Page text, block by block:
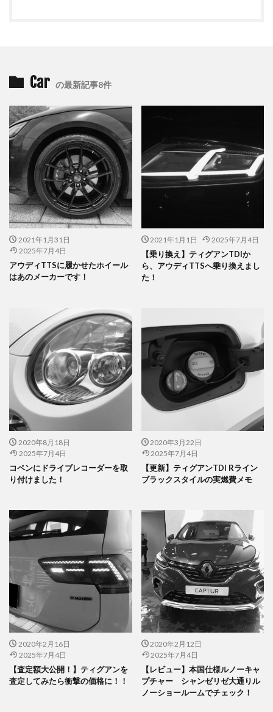
Car の最新記事8件
2021年1月31日
2025年7月4日
アウディTTSに履かせたホイール
はあのメーカーです！
2021年1月1日 2025年7月4日
【乗り換え】ティグアンTDIか
ら、アウディTTSへ乗り換えまし
た！
2020年8月18日
2025年7月4日
コペンにドライブレコーダーを取
り付けました！
2020年3月22日
2025年7月4日
【更新】ティグアンTDI Rライン
ブラックスタイルの実燃費メモ
2020年2月16日
2025年7月4日
【査定額大公開！】ティグアンを
査定してみたら衝撃の価格に！！
2020年2月12日
2025年7月4日
【レビュー】本国仕様ルノーキャ
プチャー シャンゼリゼ大通りル
ノーショールームでチェック！